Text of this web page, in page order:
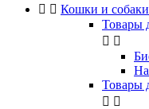
  Кошки и собаки
Товары
 
Товары
 